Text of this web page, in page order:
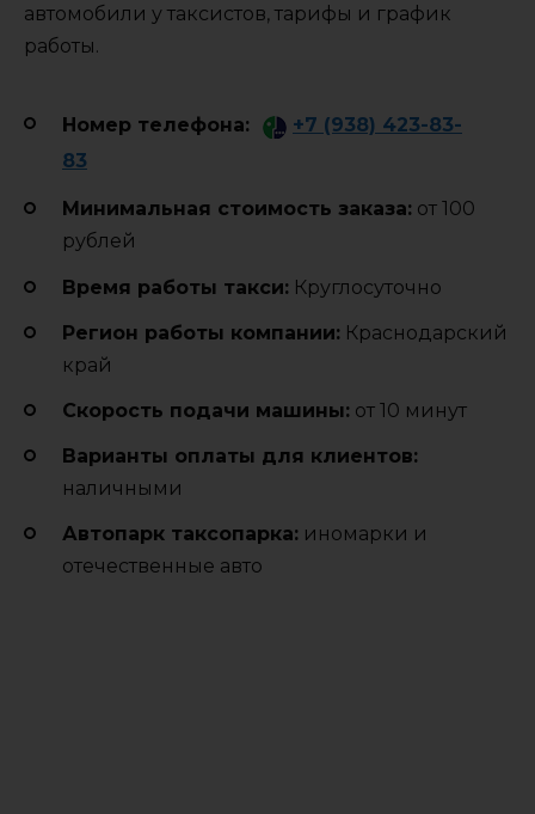
автомобили у таксистов, тарифы и график
работы.
Номер телефона:
+7 (938) 423-83-
83
Минимальная стоимость заказа: от 100
рублей
Время работы такси: Круглосуточно
Регион работы компании: Краснодарский
край
Cкорость подачи машины: от 10 минут
Варианты оплаты для клиентов:
наличными
Автопарк таксопарка: иномарки и
отечественные авто